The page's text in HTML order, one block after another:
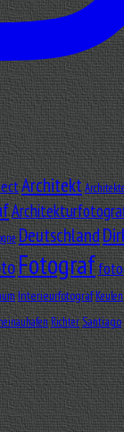
Architekt
Deutschland
Fotograf
InterieurfotografKeulen
RichterSantiago